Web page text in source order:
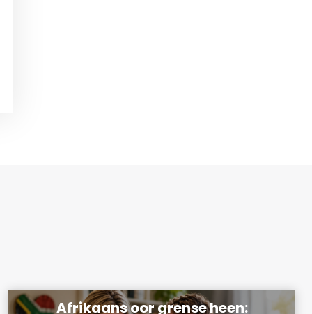
Afrikaans oor grense heen: